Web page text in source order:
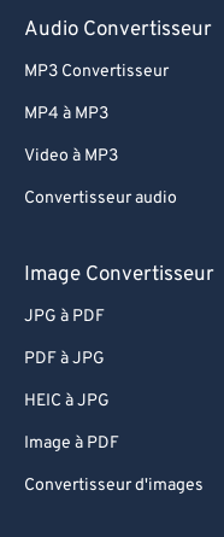
Audio Convertisseur
MP3 Convertisseur
MP4 à MP3
Video à MP3
Convertisseur audio
Image Convertisseur
JPG à PDF
PDF à JPG
HEIC à JPG
Image à PDF
Convertisseur d'images